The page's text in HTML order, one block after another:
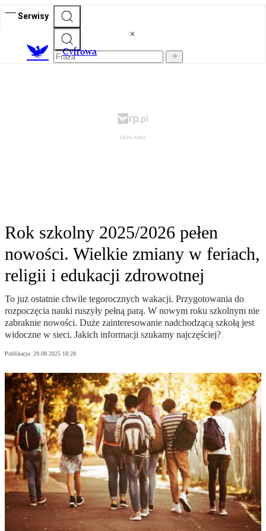
Serwisy
Cyfrowa
Rok szkolny 2025/2026 pełen
nowości. Wielkie zmiany w feriach,
religii i edukacji zdrowotnej
To już ostatnie chwile tegorocznych wakacji. Przygotowania do
rozpoczęcia nauki ruszyły pełną parą. W nowym roku szkolnym nie
zabraknie nowości. Duże zainteresowanie nadchodzącą szkołą jest
widoczne w sieci. Jakich informacji szukamy najczęściej?
Publikacja: 29.08.2025 18:28